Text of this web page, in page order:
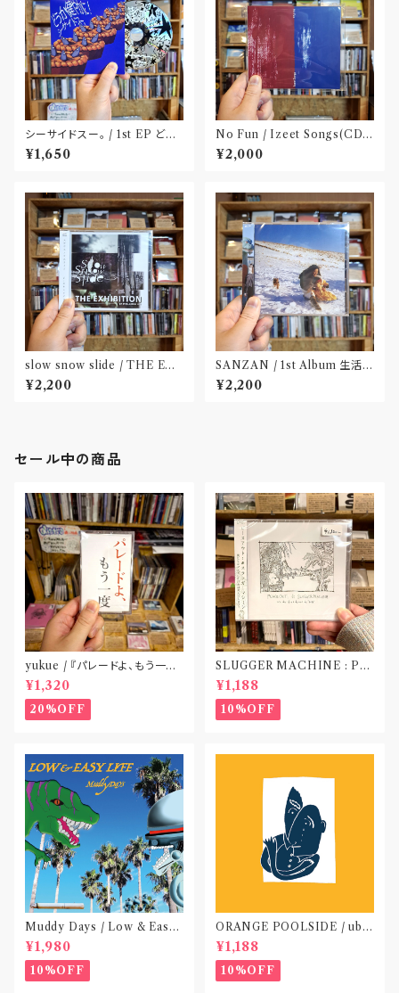
シーサイドスー。 / 1st EP どう
か健やかに！(CD)〝静岡県三島
市〟
¥1,650
No Fun / Izeet Songs(CD)
〝京都〟
¥2,000
slow snow slide / THE EX
HIBITION(CD)〝山形県酒田
市〟
¥2,200
SANZAN / 1st Album 生活の
名残(CD)〝静岡県三島市〟
¥2,200
セール中の商品
yukue / 『パレードよ、もう一度』
(TAPE)
¥1,320
20%OFF
SLUGGER MACHINE : PE
ACE OUT! / we die if we d
o not do “DIG”(SPLIT CD)
〝横浜&札幌〟
¥1,188
10%OFF
Muddy Days / Low & Easy
Life〝東京〟
¥1,980
10%OFF
ORANGE POOLSIDE / ubu
(CD作品)〝神奈川・厚木〟
¥1,188
10%OFF